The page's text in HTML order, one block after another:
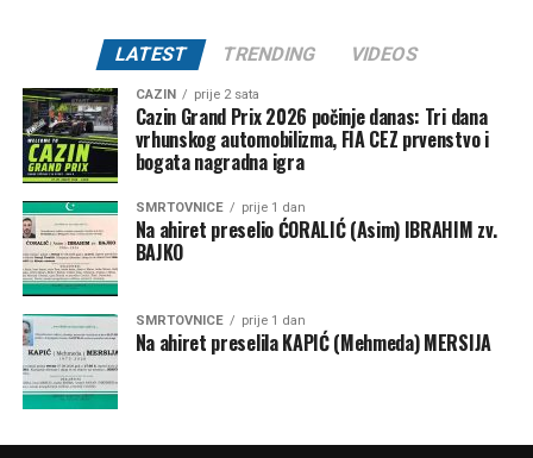
LATEST TRENDING VIDEOS
CAZIN prije 2 sata
Cazin Grand Prix 2026 počinje danas: Tri dana
vrhunskog automobilizma, FIA CEZ prvenstvo i
bogata nagradna igra
SMRTOVNICE prije 1 dan
Na ahiret preselio ĆORALIĆ (Asim) IBRAHIM zv.
BAJKO
SMRTOVNICE prije 1 dan
Na ahiret preselila KAPIĆ (Mehmeda) MERSIJA